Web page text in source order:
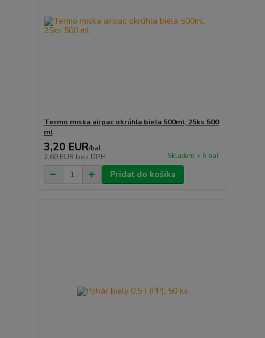
Termo miska airpac okrúhla biela 500ml, 25ks 500
ml
3,20 EUR/bal
2,60 EUR bez DPH Skladom > 5 bal
Pridať do košíka